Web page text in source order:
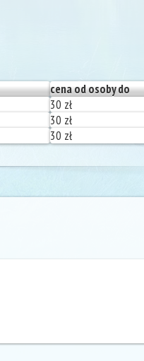
cena od osoby do
30 zł
30 zł
30 zł